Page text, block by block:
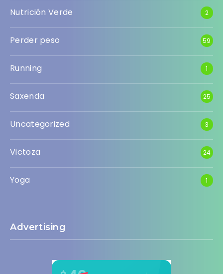
Nutrición Verde 2
Perder peso 59
Running 1
Saxenda 25
Uncategorized 3
Victoza 24
Yoga 1
Advertising